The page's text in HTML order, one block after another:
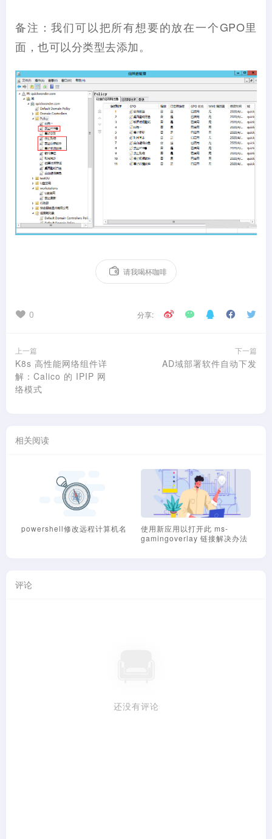
备注：我们可以把所有想要的放在一个GPO里
面，也可以分类型去添加。
请我喝杯咖啡
0 分享:
上一篇
K8s 高性能网络组件详
解：Calico 的 IPIP 网
络模式
下一篇
AD域部署软件自动下发
相关阅读
程计算机名
使用新应用以打开此 ms-
gamingoverlay 链接解决办法
修改Active Directory域
IP地址
评论
还没有评论